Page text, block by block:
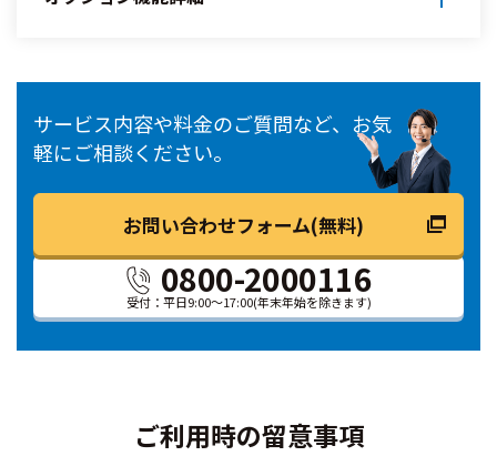
サービス内容や料金のご質問など、お気
軽にご相談ください。
0800-2000116
受付：平日9:00～17:00(年末年始を除きます)
お問い合わせフォーム(無料)
ご利用時の留意事項